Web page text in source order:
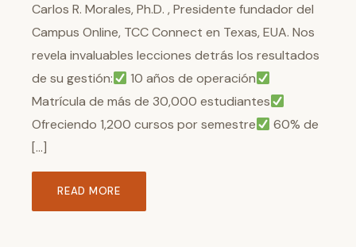
Carlos R. Morales, Ph.D. , Presidente fundador del
Campus Online, TCC Connect en Texas, EUA. Nos
revela invaluables lecciones detrás los resultados
de su gestión:
10 años de operación
Matrícula de más de 30,000 estudiantes
Ofreciendo 1,200 cursos por semestre
60% de
[…]
READ MORE